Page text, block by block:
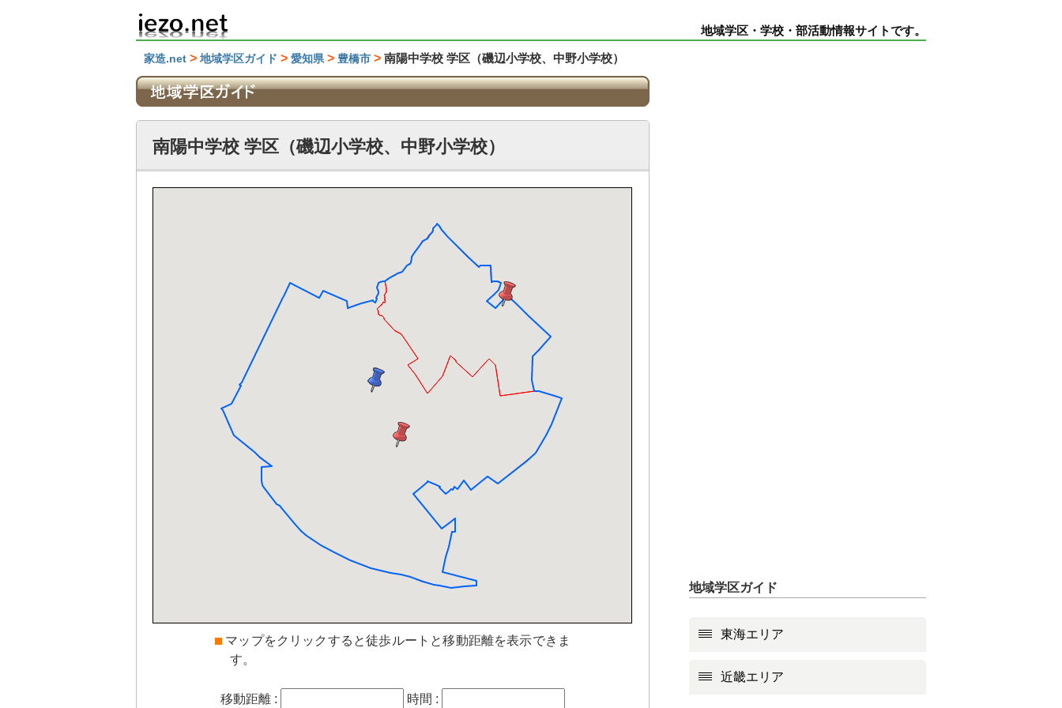
地域学区・学校・部活動情報サイトです。
家造.net > 地域学区ガイド > 愛知県 > 豊橋市 > 南陽中学校 学区（磯辺小学校、中野小学校）
南陽中学校 学区（磯辺小学校、中野小学校）
マップをクリックすると徒歩ルートと移動距離を表示できま
す。
移動距離 : 時間 :
地域学区ガイド
東海エリア
近畿エリア